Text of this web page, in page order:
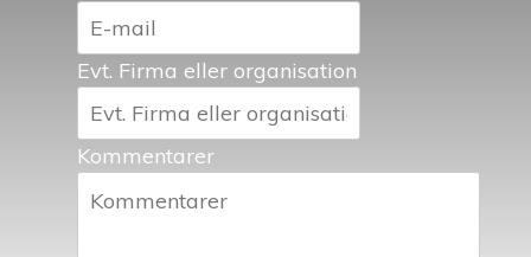
Evt. Firma eller organisation
Kommentarer